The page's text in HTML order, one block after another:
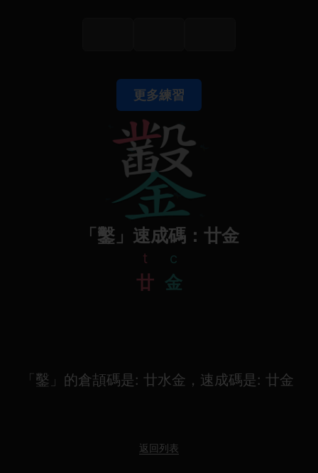
更多練習
「鑿」速成碼：廿金
t
廿
c
金
「鑿」的倉頡碼是: 廿水金，速成碼是: 廿金
返回列表